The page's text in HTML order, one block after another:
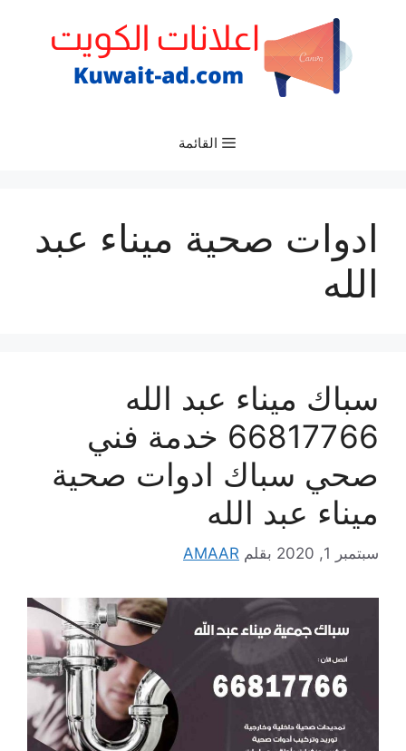
القائمة
ادوات صحية ميناء عبد
الله
سباك ميناء عبد الله
66817766 خدمة فني
صحي سباك ادوات صحية
ميناء عبد الله
سبتمبر 1, 2020 بقلم AMAAR